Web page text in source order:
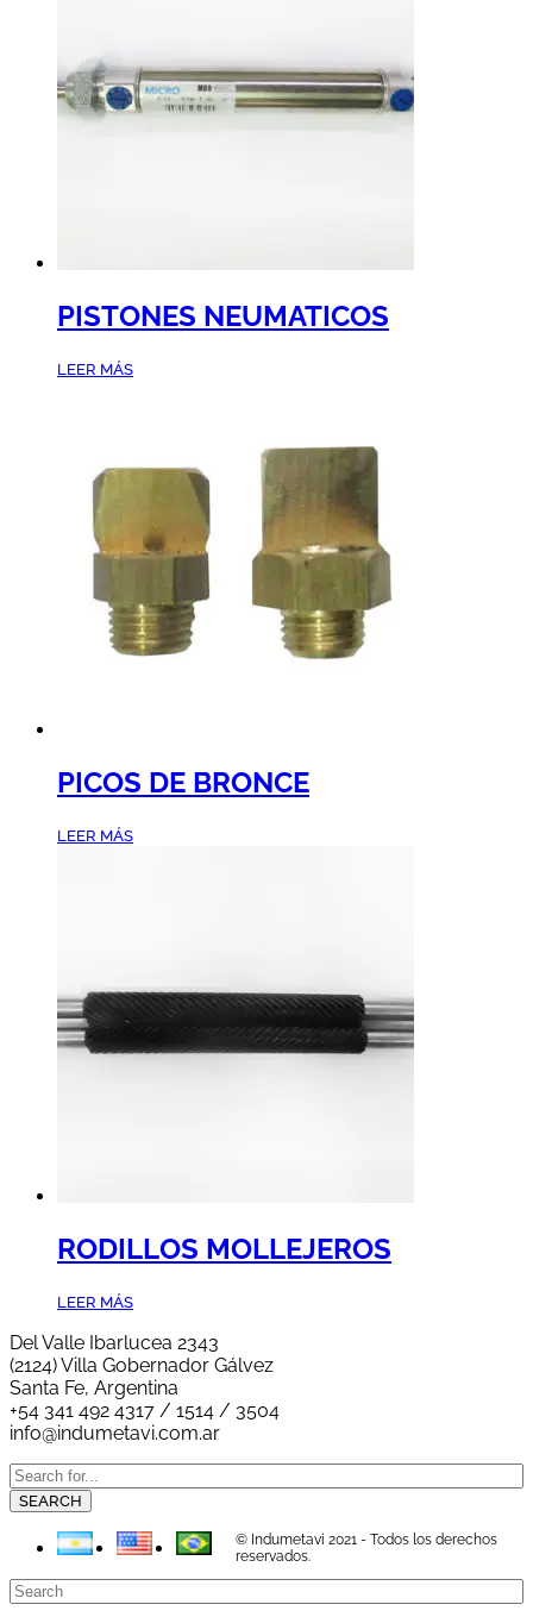
PISTONES NEUMATICOS
LEER MÁS
PICOS DE BRONCE
LEER MÁS
RODILLOS MOLLEJEROS
LEER MÁS
Del Valle Ibarlucea 2343
(2124) Villa Gobernador Gálvez
Santa Fe, Argentina
+54 341 492 4317 / 1514 / 3504
info@indumetavi.com.ar
SEARCH
© Indumetavi 2021 - Todos los derechos
reservados.